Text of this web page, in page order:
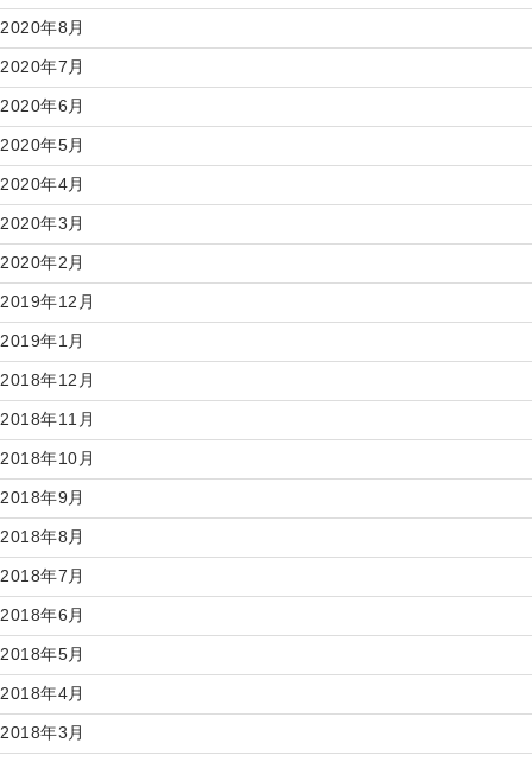
2020年8月
2020年7月
2020年6月
2020年5月
2020年4月
2020年3月
2020年2月
2019年12月
2019年1月
2018年12月
2018年11月
2018年10月
2018年9月
2018年8月
2018年7月
2018年6月
2018年5月
2018年4月
2018年3月